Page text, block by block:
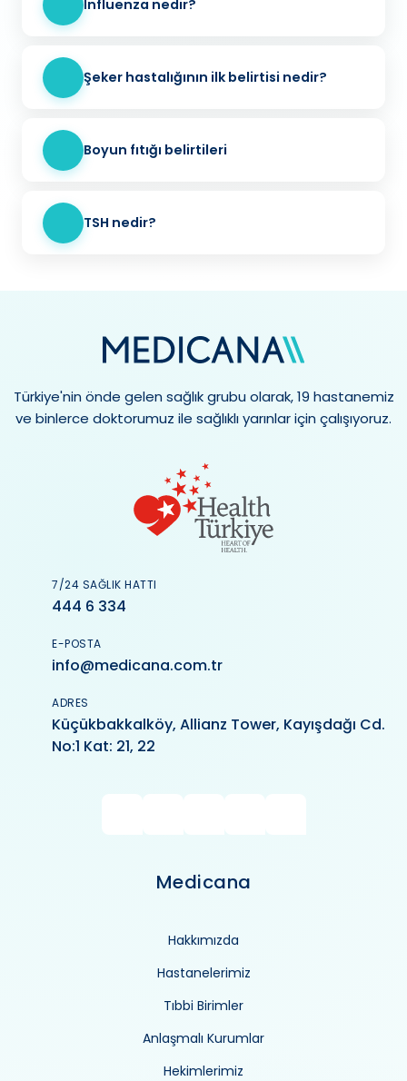
İnfluenza nedir?
Şeker hastalığının ilk belirtisi nedir?
Boyun fıtığı belirtileri
TSH nedir?
Türkiye'nin önde gelen sağlık grubu olarak, 19 hastanemiz
ve binlerce doktorumuz ile sağlıklı yarınlar için çalışıyoruz.
7/24 SAĞLIK HATTI
444 6 334
E-POSTA
info@medicana.com.tr
ADRES
Küçükbakkalköy, Allianz Tower, Kayışdağı Cd.
No:1 Kat: 21, 22
Medicana
Hakkımızda
Hastanelerimiz
Tıbbi Birimler
Anlaşmalı Kurumlar
Hekimlerimiz